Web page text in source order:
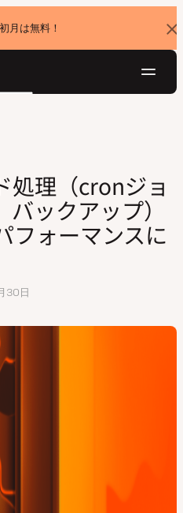
月は無料！
バ
ナ
ョ
ン
、インポート、バックアップ）
処理（cronジョ
ックアップ）
フォーマンスに
30日